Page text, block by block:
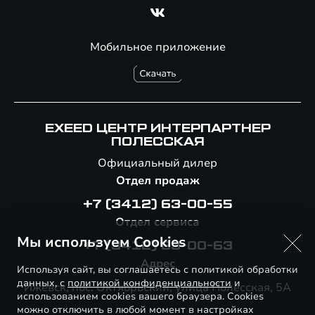
Мобильное приложение
EXEED ЦЕНТР ИНТЕРПАРТНЕР
ПОЛЕССКАЯ
Официальный дилер
Отдел продаж
+7 (3412) 63-00-55
Отдел сервиса
+7 (3412) 63-00-63
Адрес
Ижевск, пос. Октябрьский, улица Полесская, 5А
Мы используем Cookies
Используя сайт, вы соглашаетесь с политикой обработки
данных, с политикой конфиденциальностии
использованием cookies вашего браузера. Cookies
можно отключить в любой момент в настройках